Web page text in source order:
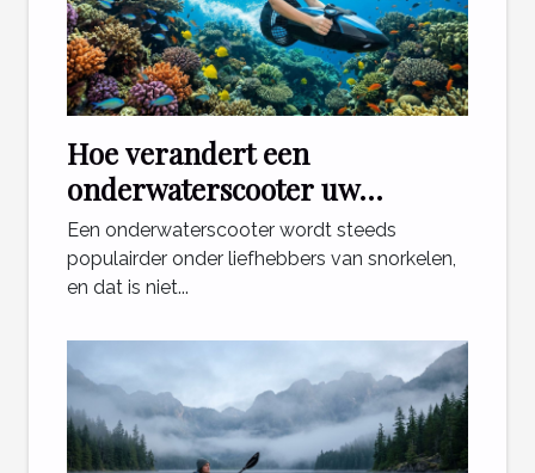
Hoe verandert een
onderwaterscooter uw
snorkelervaring?
Een onderwaterscooter wordt steeds
populairder onder liefhebbers van snorkelen,
en dat is niet...